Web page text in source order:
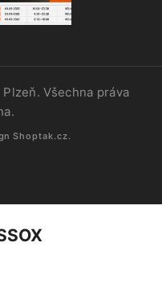
Plzeň. Všechna práva
Shoptak.cz.